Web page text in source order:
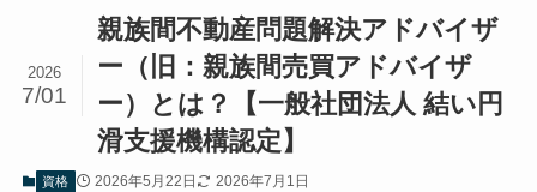
親族間不動産問題解決アドバイザ
ー（旧：親族間売買アドバイザ
ー）とは？【一般社団法人 結い円
滑支援機構認定】
2026
7/01
資格 2026年5月22日 2026年7月1日